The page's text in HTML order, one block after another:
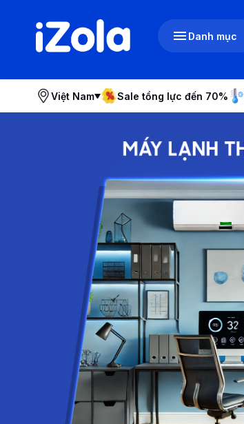
Danh mục
Việt Nam Sale tổng lực đến 70%